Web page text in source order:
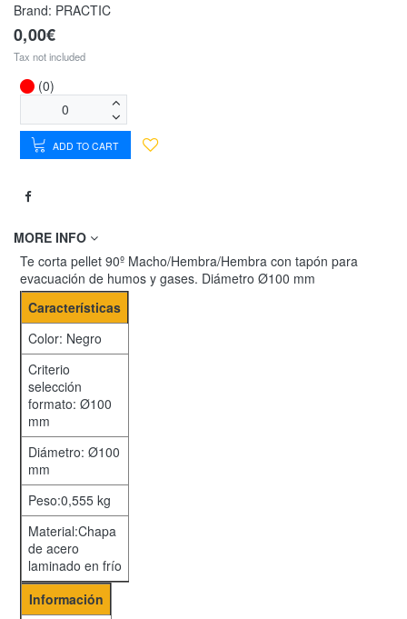
Brand: PRACTIC
0,00€
Tax not included
(0)
ADD TO CART
MORE INFO
Te corta pellet 90º Macho/Hembra/Hembra con tapón para
evacuación de humos y gases. Diámetro Ø100 mm
Características
Color: Negro
Criterio
selección
formato: Ø100
mm
Diámetro: Ø100
mm
Peso:0,555 kg
Material:Chapa
de acero
laminado en frío
Información